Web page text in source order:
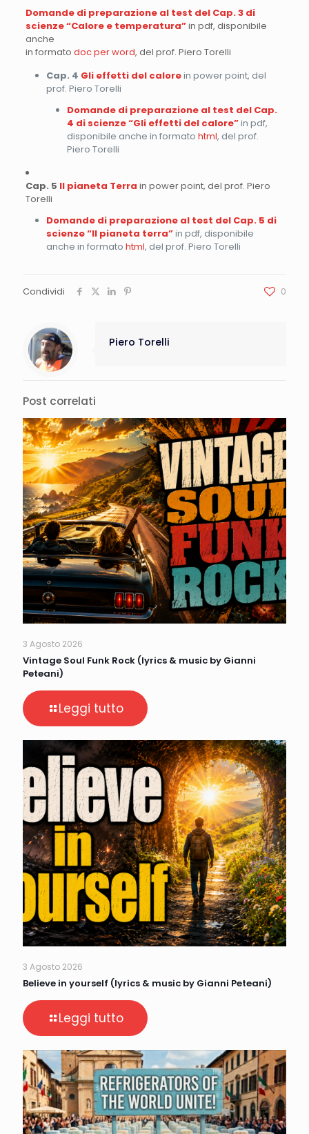
Domande di preparazione al test del Cap. 3 di
scienze “Calore e temperatura”in pdf, disponibile
anche
in formato doc per word, del prof. Piero Torelli
Cap. 4 Gli effetti del calorein power point, del
prof. Piero Torelli
Domande di preparazione al test del Cap.
4 di scienze “Gli effetti del calore”in pdf,
disponibile anche in formato html, del prof.
Piero Torelli
Cap. 5 Il pianeta Terra in power point, del prof. Piero
Torelli
Domande di preparazione al test del Cap. 5 di
scienze “Il pianeta terra”in pdf, disponibile
anche in formato html, del prof. Piero Torelli
Condividi 0
Piero Torelli
Post correlati
3 Agosto 2026
Vintage Soul Funk Rock (lyrics & music by Gianni
Peteani)
Leggi tutto
3 Agosto 2026
Believe in yourself (lyrics & music by Gianni Peteani)
Leggi tutto